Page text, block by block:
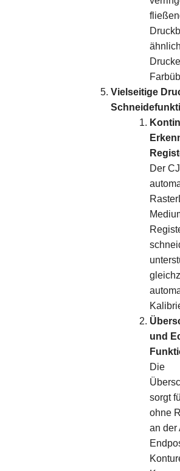
Vielseitige
Der
und
Die
sorgt
ohne
an der